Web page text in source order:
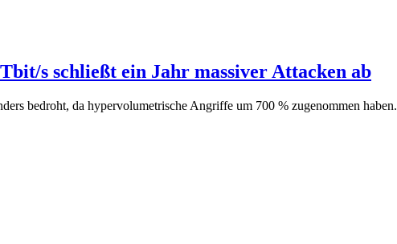
s schließt ein Jahr massiver Attacken ab
bedroht, da hypervolumetrische Angriffe um 700 % zugenommen haben.